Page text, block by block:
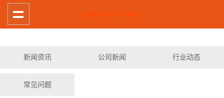
新闻资讯 公司新闻 行业动态
常见问题